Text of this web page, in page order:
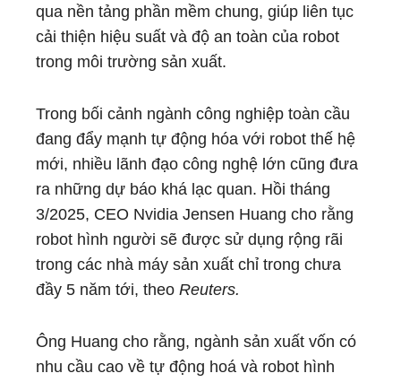
qua nền tảng phần mềm chung, giúp liên tục
cải thiện hiệu suất và độ an toàn của robot
trong môi trường sản xuất.
Trong bối cảnh ngành công nghiệp toàn cầu
đang đẩy mạnh tự động hóa với robot thế hệ
mới, nhiều lãnh đạo công nghệ lớn cũng đưa
ra những dự báo khá lạc quan. Hồi tháng
3/2025, CEO Nvidia Jensen Huang cho rằng
robot hình người sẽ được sử dụng rộng rãi
trong các nhà máy sản xuất chỉ trong chưa
đầy 5 năm tới, theo Reuters.
Ông Huang cho rằng, ngành sản xuất vốn có
nhu cầu cao về tự động hoá và robot hình